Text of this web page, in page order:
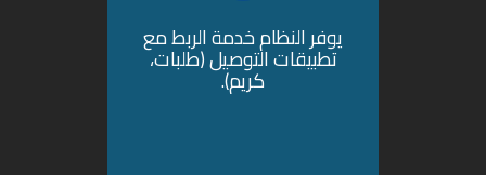
يوفر النظام خدمة الربط مع
تطبيقات التوصيل (طلبات،
كريم).